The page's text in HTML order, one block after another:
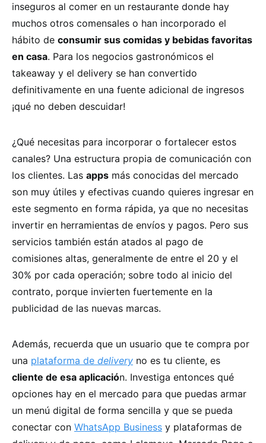
inseguros al comer en un restaurante donde hay
muchos otros comensales o han incorporado el
hábito de consumir sus comidas y bebidas favoritas
en casa. Para los negocios gastronómicos el
takeaway y el delivery se han convertido
definitivamente en una fuente adicional de ingresos
¡qué no deben descuidar!
¿Qué necesitas para incorporar o fortalecer estos
canales? Una estructura propia de comunicación con
los clientes. Las apps más conocidas del mercado
son muy útiles y efectivas cuando quieres ingresar en
este segmento en forma rápida, ya que no necesitas
invertir en herramientas de envíos y pagos. Pero sus
servicios también están atados al pago de
comisiones altas, generalmente de entre el 20 y el
30% por cada operación; sobre todo al inicio del
contrato, porque invierten fuertemente en la
publicidad de las nuevas marcas.
Además, recuerda que un usuario que te compra por
una plataforma de delivery no es tu cliente, es
cliente de esa aplicación. Investiga entonces qué
opciones hay en el mercado para que puedas armar
un menú digital de forma sencilla y que se pueda
conectar con WhatsApp Business y plataformas de